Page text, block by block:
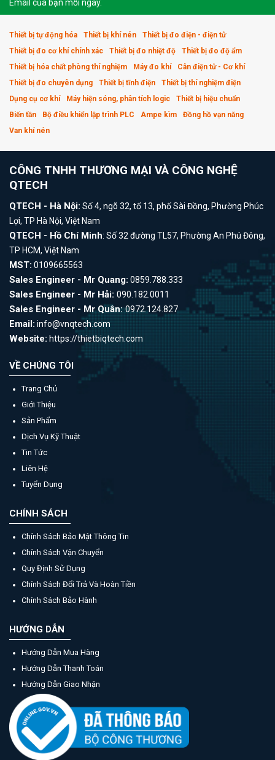
Email của bạn mỗi ngày.
Thiết bị tự động hóa Thiết bị khí nén
Thiết bị đo điện - điện tử
Thiết bị đo cơ khí chính xác
Thiết bị đo nhiệt độ
Thiết bị đo độ ẩm
Thiết bị hóa chất phòng thí nghiệm
Máy đo khí
Cân điện tử - Cơ khí
Thiết bị đo chuyên dụng
Thiết bị tĩnh điện
Thiết bị thí nghiệm điện
Dụng cụ cơ khí
Máy hiện sóng, phân tích logic
Thiết bị hiệu chuẩn
Biến tần
Bộ điều khiển lập trình PLC Ampe kìm
Đồng hồ vạn năng
Van khí nén
CÔNG TNHH THƯƠNG MẠI VÀ CÔNG NGHỆ
QTECH
QTECH - Hà Nội: Số 4, ngõ 32, tổ 13, phố Sài Đồng, Phường Phúc
Lợi, TP Hà Nội, Việt Nam
QTECH - Hồ Chí Minh: Số 32 đường TL57, Phường An Phú Đông,
TP HCM, Việt Nam
MST: 0109665563
Sales Engineer - Mr Quang: 0859.788.333
Sales Engineer - Mr Hải: 090.182.0011
Sales Engineer - Mr Quân:0972.124.827
Email: info@vnqtech.com
Website: https://thietbiqtech.com
VỀ CHÚNG TÔI
Trang Chủ
Giới Thiệu
Sản Phẩm
Dịch Vụ Kỹ Thuật
Tin Tức
Liên Hệ
Tuyển Dụng
CHÍNH SÁCH
Chính Sách Bảo Mật Thông Tin
Chính Sách Vận Chuyển
Quy Định Sử Dụng
Chính Sách Đổi Trả Và Hoàn Tiền
Chính Sách Bảo Hành
HƯỚNG DẪN
Hướng Dẫn Mua Hàng
Hướng Dẫn Thanh Toán
Hướng Dẫn Giao Nhận